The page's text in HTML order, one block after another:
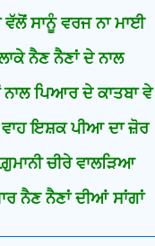
ਵੱਲੋਂ ਸਾਨੂੰ ਵਰਜ ਨਾ ਮਾਈ
ਨੈਣ ਨੈਣਾਂ ਦੇ ਨਾਲ
ਨਾਲ ਪਿਆਰ ਦੇ ਕਾਤਬਾ ਵੇ
ਵਾਹ ਇਸ਼ਕ ਪੀਆ ਦਾ ਜ਼ੋਰ
ਚੀਰੇ ਵਾਲੜਿਆ
ਨੈਣ ਨੈਣਾਂ ਦੀਆਂ ਸਾਂਗਾਂ